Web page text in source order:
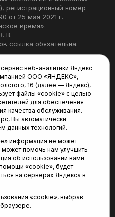
регистрационный номер
от 25 мая 2021 г.
время».
В.
ссылка обязательна.
28А
веб-аналитики Яндекс
ООО «ЯНДЕКС»,
16 (далее — Яндекс),
файлы «cookie» с целью
для обеспечения
качества обслуживания.
Вы автоматически
данных технологий.
информация не может
может помочь нам улучшить
об использовании вами
«cookie», будет
на серверах Яндекса в
«cookie», выбрав